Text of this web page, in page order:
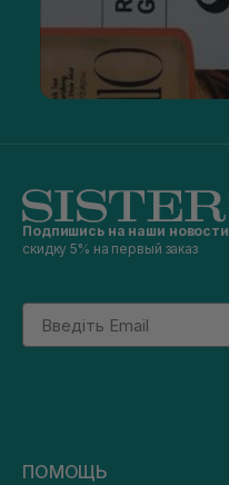
Подпишись на наши новости
скидку 5% на первый заказ
Email
ПОМОЩЬ